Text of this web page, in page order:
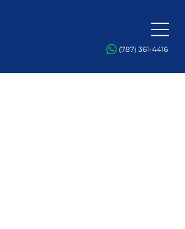
(787) 361-4416